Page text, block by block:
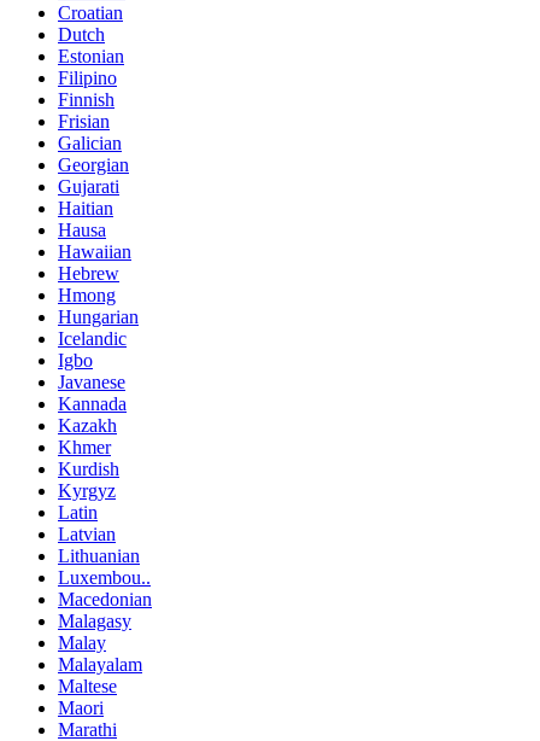
Croatian
Dutch
Estonian
Filipino
Finnish
Frisian
Galician
Georgian
Gujarati
Haitian
Hausa
Hawaiian
Hebrew
Hmong
Hungarian
Icelandic
Igbo
Javanese
Kannada
Kazakh
Khmer
Kurdish
Kyrgyz
Latin
Latvian
Lithuanian
Luxembou..
Macedonian
Malagasy
Malay
Malayalam
Maltese
Maori
Marathi